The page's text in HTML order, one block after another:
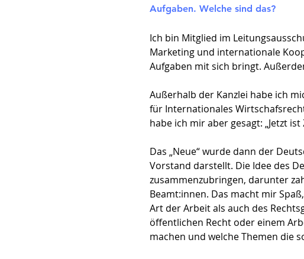
Aufgaben. Welche sind das?
Ich bin Mitglied im
Marketing und internationale
Aufgaben mit sich bringt.
Außerhalb der Kanzlei habe ich
für Internationales
habe ich mir aber gesagt: „Jetzt
Das „Neue“ wurde dann der
Vorstand darstellt. Die Idee des
zusammenzubringen, darunter
Beamt:innen. Das macht mir
Art der Arbeit als auch des
öffentlichen Recht oder einem
machen und welche Themen die